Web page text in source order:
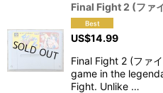
Final Fight 2 (ファ
US$14.99
Final Fight 2 (ファ
game in the
Fight. Unlike …